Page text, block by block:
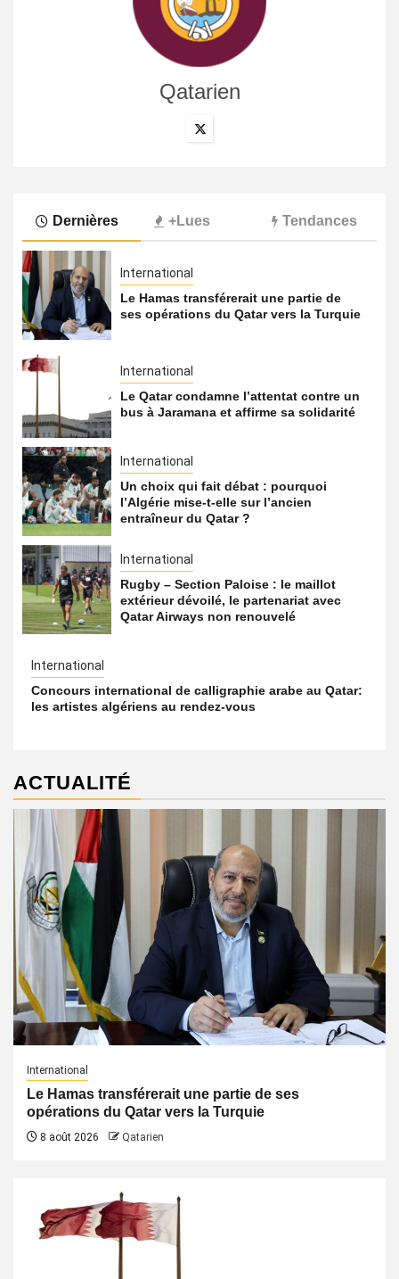
Qatarien
Dernières +Lues Tendances
International
Le Hamas transférerait une partie de
ses opérations du Qatar vers la Turquie
International
Le Qatar condamne l’attentat contre un
bus à Jaramana et affirme sa solidarité
International
Un choix qui fait débat : pourquoi
l’Algérie mise-t-elle sur l’ancien
entraîneur du Qatar ?
International
Rugby – Section Paloise : le maillot
extérieur dévoilé, le partenariat avec
Qatar Airways non renouvelé
International
Concours international de calligraphie arabe au Qatar:
les artistes algériens au rendez-vous
ACTUALITÉ
International
Le Hamas transférerait une partie de ses
opérations du Qatar vers la Turquie
8 août 2026 Qatarien